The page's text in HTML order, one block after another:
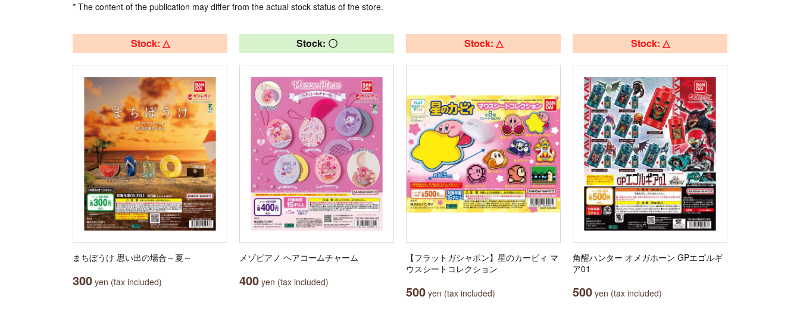
* The content of the publication may differ from the actual stock status of the store.
Stock: △
まちぼうけ 思い出の場合～夏～
300 yen (tax included)
Stock: 〇
メゾピアノ ヘアコームチャーム
400 yen (tax included)
Stock: △
【フラットガシャポン】星のカービィ マ
ウスシートコレクション
500 yen (tax included)
Stock: △
角醒ハンター オメガホーン GPエゴルギ
ア01
500 yen (tax included)